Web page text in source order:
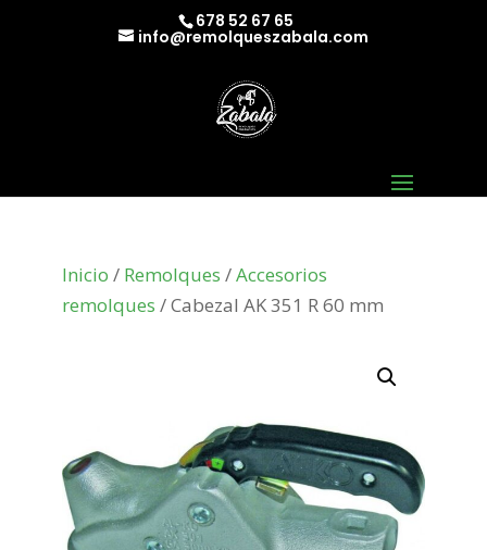
678 52 67 65
info@remolqueszabala.com
Inicio / Remolques /Accesorios
remolques / Cabezal AK 351 R 60 mm